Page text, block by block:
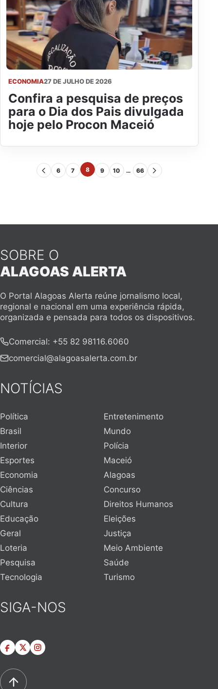
ECONOMIA27 DE JULHO DE 2026
Confira a pesquisa de preços
para o Dia dos Pais divulgada
hoje pelo Procon Maceió
6 7 8 9 10 … 66
SOBRE O
ALAGOAS ALERTA
O Portal Alagoas Alerta reúne jornalismo local,
regional e nacional em uma experiência rápida,
organizada e pensada para todos os dispositivos.
Comercial: +55 82 98116.6060
comercial@alagoasalerta.com.br
NOTÍCIAS
Política
Entretenimento
Brasil
Mundo
Interior
Polícia
Esportes
Maceió
Economia
Alagoas
Ciências
Concurso
Cultura
Direitos Humanos
Educação
Eleições
Geral
Justiça
Loteria
Meio Ambiente
Pesquisa
Saúde
Tecnologia
Turismo
SIGA-NOS